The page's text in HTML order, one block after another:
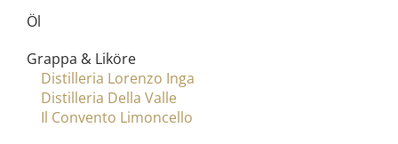
Öl
Grappa & Liköre
Distilleria Lorenzo Inga
Distilleria Della Valle
Il Convento Limoncello